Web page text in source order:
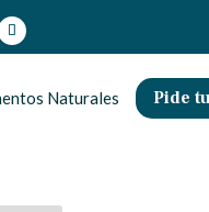
Naturales Pide